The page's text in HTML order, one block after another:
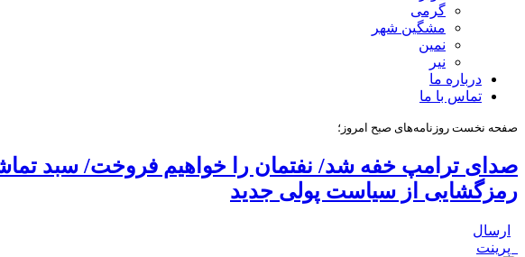
گرمی
مشگین شهر
نمین
نیر
درباره ما
تماس با ما
صفحه نخست روزنامه‌های صبح امروز؛
صدای ترامپ خفه شد/ نفتمان را خواهیم فروخت/ سبد
رمزگشایی از سیاست پولی جدید
ارسال
پرینت